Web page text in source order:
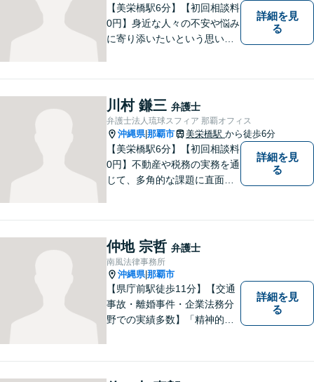
【美栄橋駅6分】【初回相談料
0円】身近な人々の不安や悩み
に寄り添いたいという思いか
指すことが私の信念です。
【休日面談可】
詳細を見
る
川村 鎌三 弁護士
弁護士法人琉球スフィア 那覇オフィス
沖縄県|那覇市 美栄橋駅 から徒歩6分
【美栄橋駅6分】【初回相談料
0円】不動産や税務の実務を通
じて、多角的な課題に直面す
た。 複雑な問題を一つの窓口
で解決できる存在を目指し、
日々研鑽を重ねています。
詳細を見
る
仲地 宗哲 弁護士
南風法律事務所
沖縄県|那覇市
【県庁前駅徒歩11分】【交通
事故・離婚事件・企業法務分
野での実績多数】「精神的な
まいります。見積もりは無料
詳細を見
る